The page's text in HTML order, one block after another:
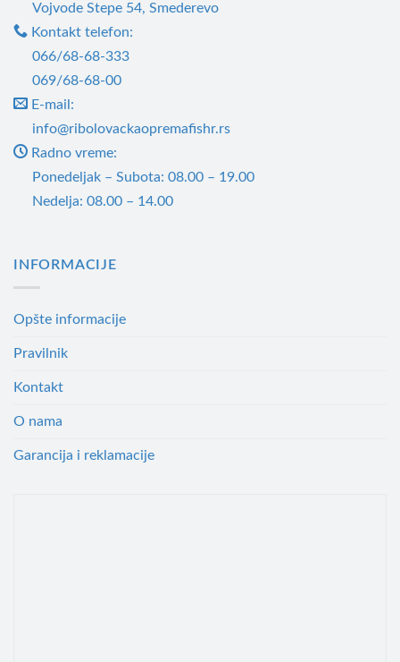
Vojvode Stepe 54, Smederevo
Kontakt telefon:
066/68-68-333
069/68-68-00
E-mail:
info@ribolovackaopremafishr.rs
Radno vreme:
Ponedeljak – Subota: 08.00 – 19.00
Nedelja: 08.00 – 14.00
INFORMACIJE
Opšte informacije
Pravilnik
Kontakt
O nama
Garancija i reklamacije